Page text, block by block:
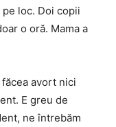
loc. Doi copii
o oră. Mama a
avort nici
E greu de
ne întrebăm